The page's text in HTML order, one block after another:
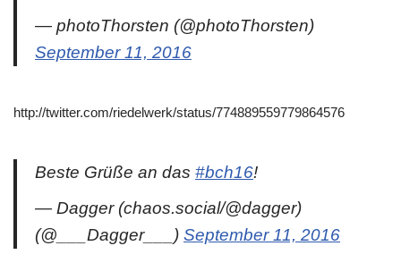
— photoThorsten (@photoThorsten)
September 11, 2016
http://twitter.com/riedelwerk/status/774889559779864576
Beste Grüße an das #bch16!
— Dagger (chaos.social/@dagger)
(@___Dagger___) September 11, 2016